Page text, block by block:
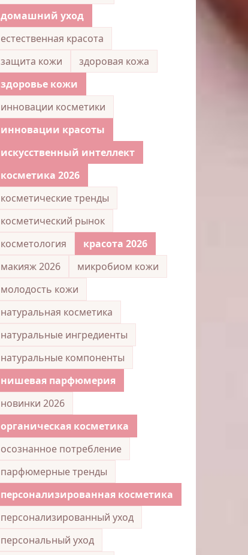
домашний уход
естественная красота
защита кожи
здоровая кожа
здоровье кожи
инновации косметики
инновации красоты
искусственный интеллект
косметика 2026
косметические тренды
косметический рынок
косметология
красота 2026
макияж 2026
микробиом кожи
молодость кожи
натуральная косметика
натуральные ингредиенты
натуральные компоненты
нишевая парфюмерия
новинки 2026
органическая косметика
осознанное потребление
парфюмерные тренды
персонализированная косметика
персонализированный уход
персональный уход